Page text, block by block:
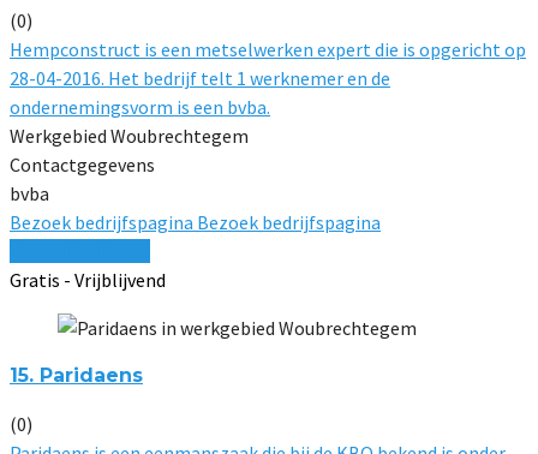
(0)
Hempconstruct is een metselwerken expert die is opgericht op
28-04-2016. Het bedrijf telt 1 werknemer en de
ondernemingsvorm is een bvba.
Werkgebied Woubrechtegem
Contactgegevens
bvba
Bezoek bedrijfspagina Bezoek bedrijfspagina
Gratis - Vrijblijvend
15. Paridaens
(0)